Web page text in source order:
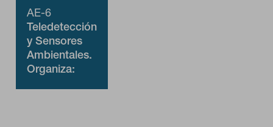
AE-6
Teledetección
y Sensores
Ambientales.
Organiza: